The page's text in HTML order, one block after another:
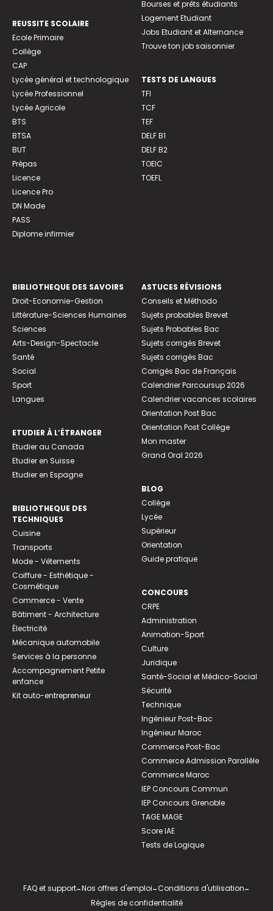
REUSSITE SCOLAIRE
Ecole Primaire
Collège
CAP
Lycée général et technologique
Lycée Professionnel
Lycée Agricole
BTS
BTSA
BUT
Prépas
Licence
Licence Pro
DN Made
PASS
Diplome infirmier
Bourses et prêts étudiants
Logement Etudiant
Jobs Etudiant et Alternance
Trouve ton job saisonnier
TESTS DE LANGUES
TFI
TCF
TEF
DELF B1
DELF B2
TOEIC
TOEFL
BIBLIOTHEQUE DES SAVOIRS
Droit-Economie-Gestion
Littérature-Sciences Humaines
Sciences
Arts-Design-Spectacle
Santé
Social
Sport
Langues
ETUDIER À L’ÉTRANGER
Etudier au Canada
Etudier en Suisse
Etudier en Espagne
BIBLIOTHEQUE DES
TECHNIQUES
Cuisine
Transports
Mode - Vêtements
Coiffure - Esthétique -
Cosmétique
Commerce - Vente
Bâtiment - Architecture
Électricité
Mécanique automobile
Services à la personne
Accompagnement Petite
enfance
Kit auto-entrepreneur
ASTUCES RÉVISIONS
Conseils et Méthodo
Sujets probables Brevet
Sujets Probables Bac
Sujets corrigés Brevet
Sujets corrigés Bac
Corrigés Bac de Français
Calendrier Parcoursup 2026
Calendrier vacances scolaires
Orientation Post Bac
Orientation Post Collège
Mon master
Grand Oral 2026
BLOG
Collège
Lycée
Supérieur
Orientation
Guide pratique
CONCOURS
CRPE
Administration
Animation-Sport
Culture
Juridique
Santé-Social et Médico-Social
Sécurité
Technique
Ingénieur Post-Bac
Ingénieur Maroc
Commerce Post-Bac
Commerce Admission Parallèle
Commerce Maroc
IEP Concours Commun
IEP Concours Grenoble
TAGE MAGE
Score IAE
Tests de Logique
FAQ et support-Nos offres d'emploi-Conditions d'utilisation-
Règles de confidentialité